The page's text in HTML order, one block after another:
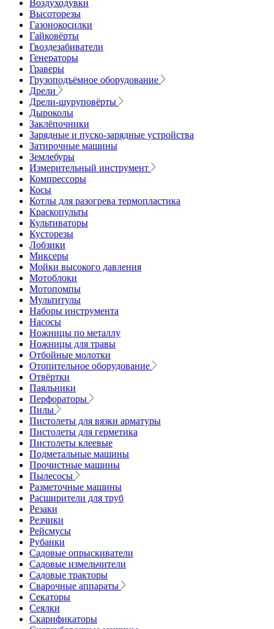
Воздуходувки
Высоторезы
Газонокосилки
Гайковёрты
Гвоздезабиватели
Генераторы
Граверы
Грузоподъёмное оборудование
Дрели
Дрели-шуруповёрты
Дыроколы
Заклёпочники
Зарядные и пуско-зарядные устройства
Затирочные машины
Землебуры
Измерительный инструмент
Компрессоры
Косы
Котлы для разогрева термопластика
Краскопульты
Культиваторы
Кусторезы
Лобзики
Миксеры
Мойки высокого давления
Мотоблоки
Мотопомпы
Мультитулы
Наборы инструмента
Насосы
Ножницы по металлу
Ножницы для травы
Отбойные молотки
Отопительное оборудование
Отвёртки
Паяльники
Перфораторы
Пилы
Пистолеты для вязки арматуры
Пистолеты для герметика
Пистолеты клеевые
Подметальные машины
Прочистные машины
Пылесосы
Разметочные машины
Расширители для труб
Резаки
Резчики
Рейсмусы
Рубанки
Садовые опрыскиватели
Садовые измельчители
Садовые тракторы
Сварочные аппараты
Секаторы
Сеялки
Скарификаторы